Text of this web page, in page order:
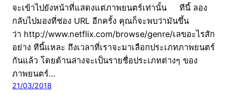
จะเข้าไปยังหน้าที่แสดงแต่ภาพยนตร์เท่านั้น ทีนี้ ลอง
กลับไปมองที่ช่อง URL อีกครั้ง คุณก็จะพบว่ามันขึ้น
ว่า http://www.netflix.com/browse/genre/เลขอะไรสัก
อย่าง ทีนี้แหละ ถึงเวลาที่เราจะมาเลือกประเภทภาพยนตร์
กันแล้ว โดยด้านล่างจะเป็นรายชื่อประเภทต่างๆ ของ
ภาพยนตร์…
21/03/2018